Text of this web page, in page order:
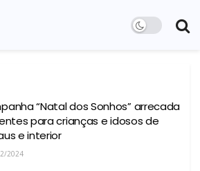
“Natal dos Sonhos” arrecada
para crianças e idosos de
e interior
2024